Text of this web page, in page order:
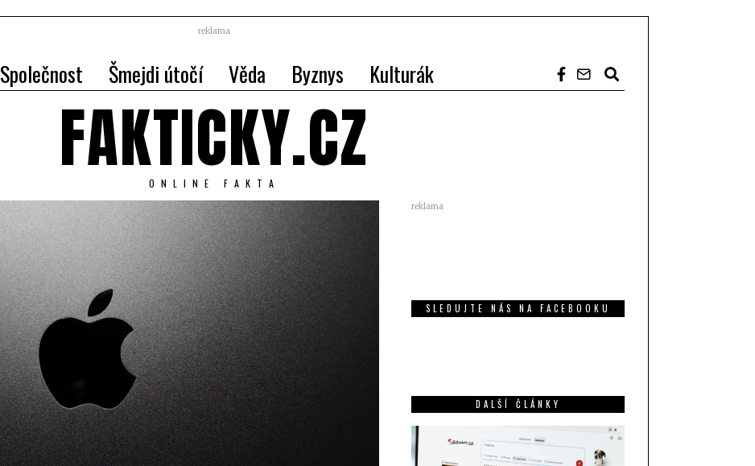
reklama
Společnost Šmejdi útočí Věda Byznys Kulturák
FAKTICKY.CZ
ONLINE FAKTA
reklama
SLEDUJTE NÁS NA FACEBOOKU
DALŠÍ ČLÁNKY